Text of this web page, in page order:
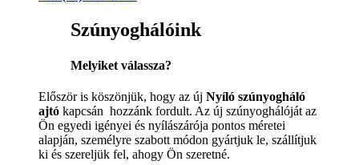
Szúnyoghálóink
Melyiket válassza?
Először is köszönjük, hogy az új Nyíló szúnyogháló
ajtó kapcsán hozzánk fordult. Az új szúnyoghálóját az
Ön egyedi igényei és nyílászárója pontos méretei
alapján, személyre szabott módon gyártjuk le, szállítjuk
ki és szereljük fel, ahogy Ön szeretné.